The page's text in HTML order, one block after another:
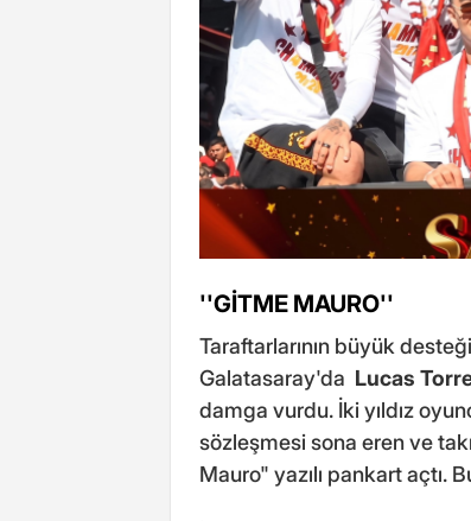
''GİTME MAURO''
Taraftarlarının büyük
Galatasaray'da Lucas
damga vurdu. İki yıldız
sözleşmesi sona eren ve
Mauro" yazılı pankart açtı.